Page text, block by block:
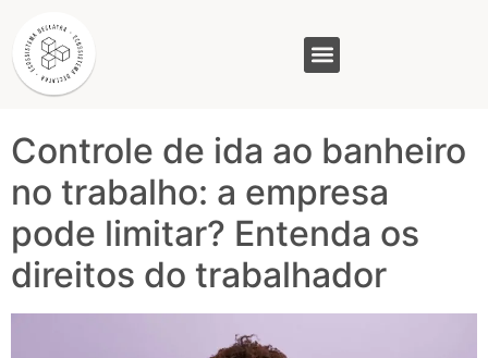
Tag:
indireta
Controle de ida ao banheiro
no trabalho: a empresa
pode limitar? Entenda os
direitos do trabalhador